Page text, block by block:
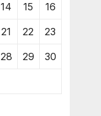
14 15 16
21 22 23
28 29 30